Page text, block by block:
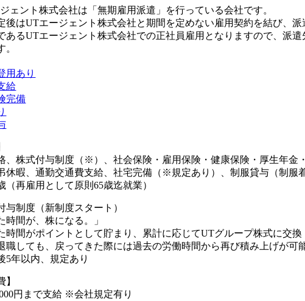
ェント株式会社は「無期雇用派遣」を行っている会社です。
後はUTエージェント株式会社と期間を定めない雇用契約を結び、派
あるUTエージェント株式会社での正社員雇用となりますので、派
。
用あり
給
完備
、株式付与制度（※）、社会保険・雇用保険・健康保険・厚生年金
休暇、通勤交通費支給、社宅完備（※規定あり）、制服貸与（制服
（再雇用として原則65歳迄就業）
与制度（新制度スタート）
時間が、株になる。」
時間がポイントとして貯まり、累計に応じてUTグループ株式に交換
職しても、戻ってきた際には過去の労働時間から再び積み上げが可
5年以内、規定あり
】
円まで支給 ※会社規定有り